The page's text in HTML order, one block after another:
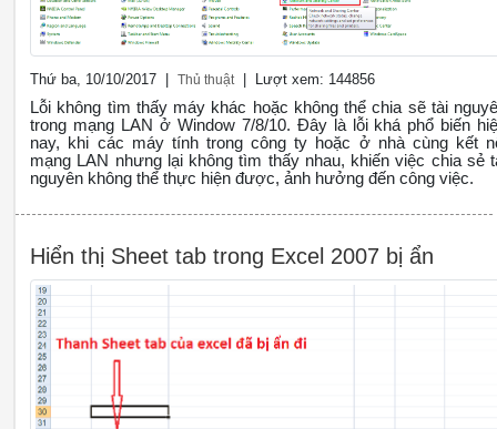
Thứ ba, 10/10/2017 |Thủ thuật | Lượt xem: 144856
Lỗi không tìm thấy máy khác hoặc không thể chia sẽ tài
trong mạng LAN ở Window 7/8/10. Đây là lỗi khá phổ biến
nay, khi các máy tính trong công ty hoặc ở nhà cùng kết
mạng LAN nhưng lại không tìm thấy nhau, khiến việc chia sẻ
nguyên không thể thực hiện được, ảnh hưởng đến công việc.
Hiển thị Sheet tab trong Excel 2007 bị ẩn